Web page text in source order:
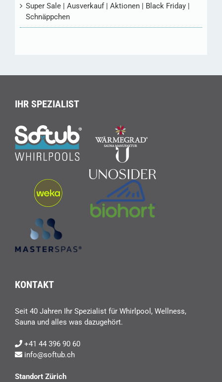
Super Sale | Ausverkauf | Aktionen | Black Friday |
Schnäppchen
IHR SPEZIALIST
KONTAKT
Seit 40 Jahren Ihr Spezialist für Whirlpool, Wellness,
Sauna und alles was dazugehört.
+41 44 396 90 60
info@softub.ch
Standort Zürich